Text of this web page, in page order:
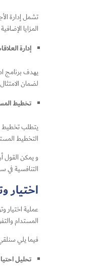
تشمل إدارة
المزايا
إدارة
يهدف برنامج
لضمان
تخطيط
يتطلب تخطيط
التخطيط
و يمكن القول
التنافسية في
اختيار
عملية اختيار
المستدام
فيما يلي
تحليل